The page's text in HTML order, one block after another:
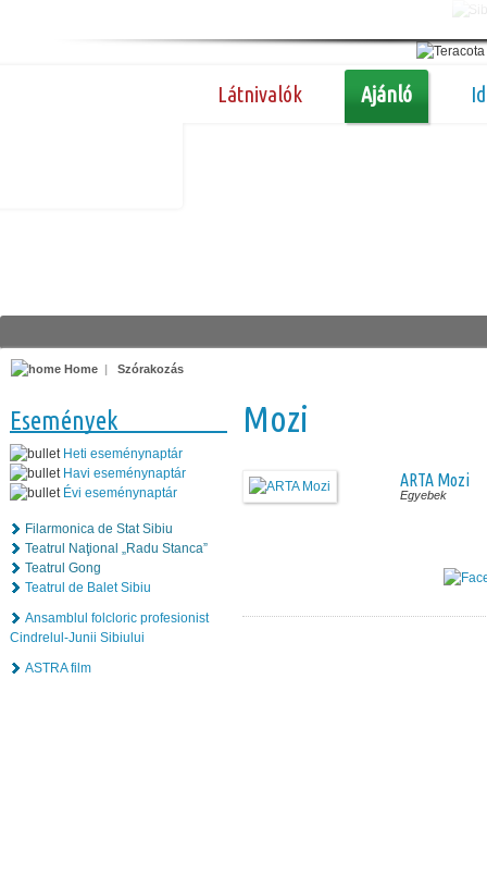
Látnivalók Ajánló
Home | Szórakozás
Események
Heti eseménynaptár
Havi eseménynaptár
Évi eseménynaptár
Filarmonica de Stat Sibiu
Teatrul Naţional „Radu Stanca”
Teatrul Gong
Teatrul de Balet Sibiu
Ansamblul folcloric profesionist
Cindrelul-Junii Sibiului
ASTRA film
Mozi
ARTA Mozi
Egyebek